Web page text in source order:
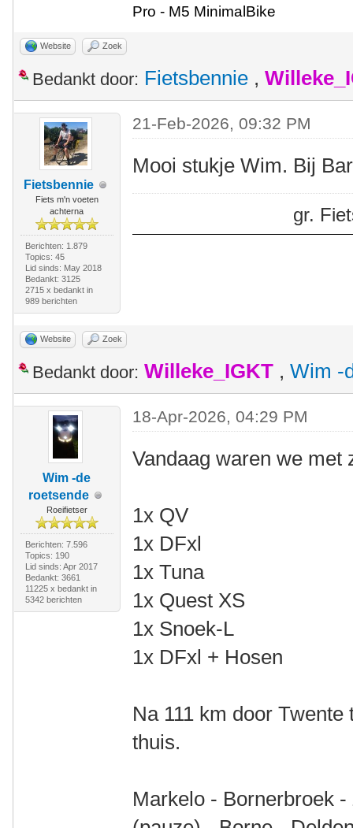
Pro - M5 MinimalBike
Website Zoek
Bedankt door: Fietsbennie ,
Fietsbennie
Fiets m'n voeten
achterna
Berichten: 1.879
Topics: 45
Lid sinds: May 2018
Bedankt: 3125
2715 x bedankt in
989 berichten
21-Feb-2026, 09:32 PM
Mooi stukje Wim. Bij
gr.
Website Zoek
Bedankt door: Willeke_IGKT , Wim -
Wim -de
roetsende
Roeifietser
Berichten: 7.596
Topics: 190
Lid sinds: Apr 2017
Bedankt: 3661
11225 x bedankt in
5342 berichten
18-Apr-2026, 04:29 PM
Vandaag waren we met
1x QV
1x DFxl
1x Tuna
1x Quest XS
1x Snoek-L
1x DFxl + Hosen
Na 111 km door
thuis.
Markelo - Bornerbroek